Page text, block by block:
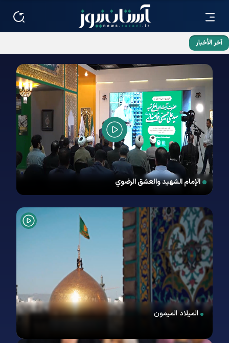
آخر الأخبار
المیلاد المیمون
الإمام الشهید والعشق الرضوي